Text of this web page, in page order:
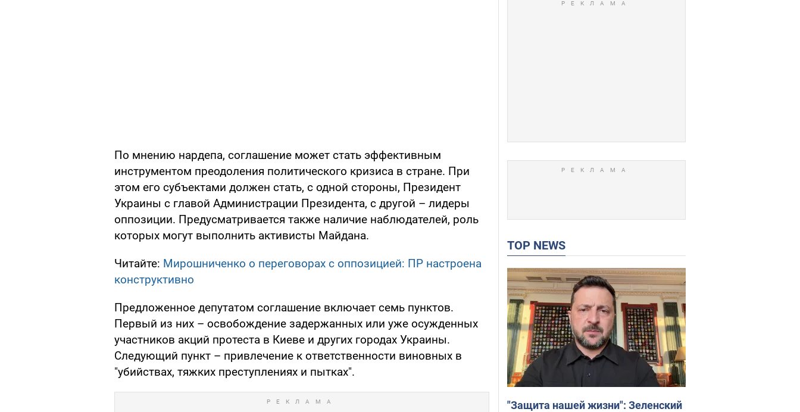
По мнению нардепа, соглашение может стать эффективным
инструментом преодоления политического кризиса в стране. При
этом его субъектами должен стать, с одной стороны, Президент
Украины с главой Администрации Президента, с другой – лидеры
оппозиции. Предусматривается также наличие наблюдателей, роль
которых могут выполнить активисты Майдана.
Читайте: Мирошниченко о переговорах с оппозицией: ПР настроена
конструктивно
Предложенное депутатом соглашение включает семь пунктов.
Первый из них – освобождение задержанных или уже осужденных
участников акций протеста в Киеве и других городах Украины.
Следующий пункт – привлечение к ответственности виновных в
"убийствах, тяжких преступлениях и пытках".
TOP NEWS
"Защита нашей жизни": Зеленский